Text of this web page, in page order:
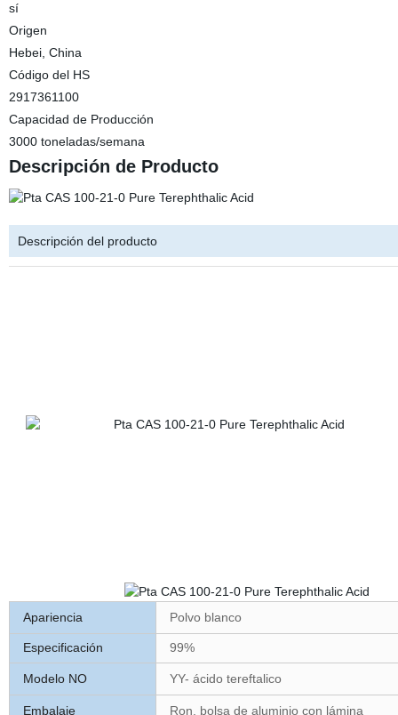
sí
Origen
Hebei, China
Código del HS
2917361100
Capacidad de Producción
3000 toneladas/semana
Descripción de Producto
Descripción del producto
Apariencia Polvo blanco
Especificación 99%
Modelo NO YY- ácido tereftalico
Embalaje Ron, bolsa de aluminio con lámina